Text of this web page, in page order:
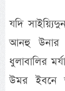
যদি
আনহু উনার
ধুলাবালির
উমর ইবনে